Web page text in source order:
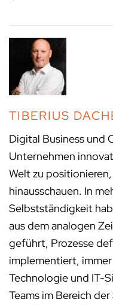
TIBERIUS
Digital Business und
Unternehmen
Welt zu
hinausschauen. In
Selbstständigkeit
aus dem analogen
geführt, Prozesse
implementiert,
Technologie und IT-
Teams im Bereich